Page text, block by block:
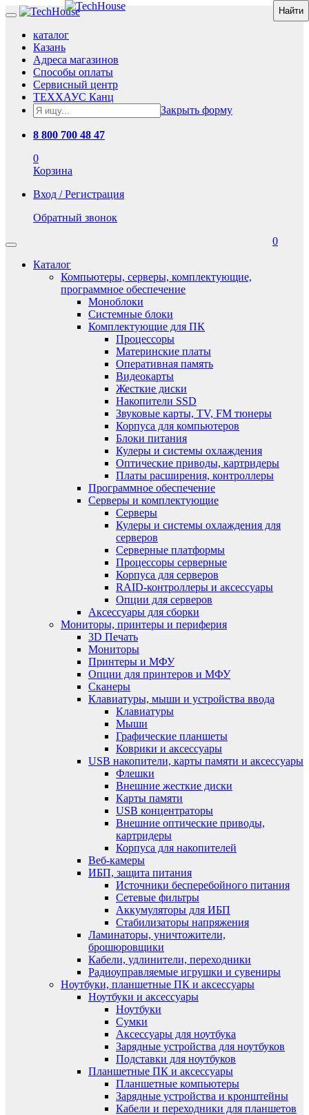
каталог
Казань
Адреса магазинов
Способы оплаты
Сервисный центр
ТЕХХАУС Канц
Закрыть форму
8 800 700 48 47
0
Корзина
Вход / Регистрация
Обратный звонок
0
Каталог
Компьютеры, серверы, комплектующие,
программное обеспечение
Моноблоки
Системные блоки
Комплектующие для ПК
Процессоры
Материнские платы
Оперативная память
Видеокарты
Жесткие диски
Накопители SSD
Звуковые карты, TV, FM тюнеры
Корпуса для компьютеров
Блоки питания
Кулеры и системы охлаждения
Оптические приводы, картридеры
Платы расширения, контроллеры
Программное обеспечение
Серверы и комплектующие
Серверы
Кулеры и системы охлаждения для
серверов
Серверные платформы
Процессоры серверные
Корпуса для серверов
RAID-контроллеры и аксессуары
Опции для серверов
Аксессуары для сборки
Мониторы, принтеры и периферия
3D Печать
Мониторы
Принтеры и МФУ
Опции для принтеров и МФУ
Сканеры
Клавиатуры, мыши и устройства ввода
Клавиатуры
Мыши
Графические планшеты
Коврики и аксессуары
USB накопители, карты памяти и аксессуары
Флешки
Внешние жесткие диски
Карты памяти
USB концентраторы
Внешние оптические приводы,
картридеры
Корпуса для накопителей
Веб-камеры
ИБП, защита питания
Источники бесперебойного питания
Сетевые фильтры
Аккумуляторы для ИБП
Стабилизаторы напряжения
Ламинаторы, уничтожители,
брошюровщики
Кабели, удлинители, переходники
Радиоуправляемые игрушки и сувениры
Ноутбуки, планшетные ПК и аксессуары
Ноутбуки и аксессуары
Ноутбуки
Сумки
Аксессуары для ноутбука
Зарядные устройства для ноутбуков
Подставки для ноутбуков
Планшетные ПК и аксессуары
Планшетные компьютеры
Зарядные устройства и кронштейны
Кабели и переходники для планшетов